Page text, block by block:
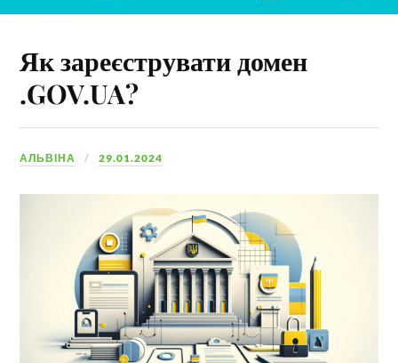
Як зареєструвати домен
.GOV.UA?
АЛЬВІНА 29.01.2024